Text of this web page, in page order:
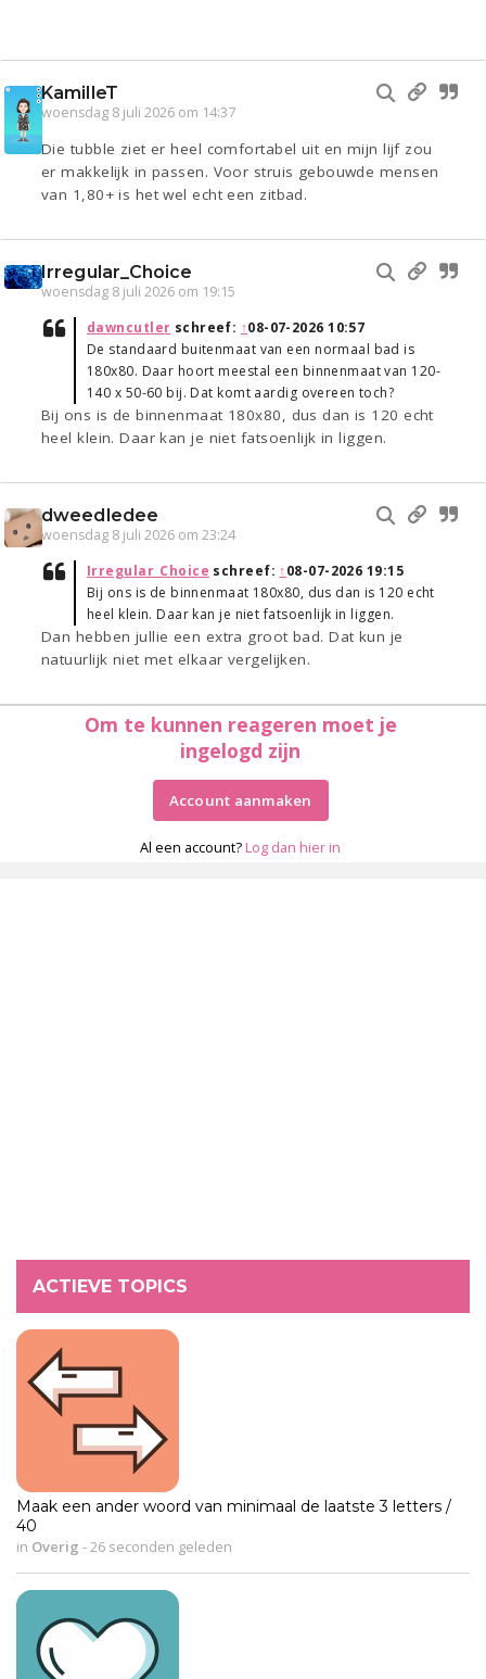
KamilleT
woensdag 8 juli 2026 om 14:37
Die tubble ziet er heel comfortabel uit en mijn lijf zou
er makkelijk in passen. Voor struis gebouwde mensen
van 1,80+ is het wel echt een zitbad.
Irregular_Choice
woensdag 8 juli 2026 om 19:15
dawncutler schreef: ↑08-07-2026 10:57
De standaard buitenmaat van een normaal bad is
180x80. Daar hoort meestal een binnenmaat van 120-
140 x 50-60 bij. Dat komt aardig overeen toch?
Bij ons is de binnenmaat 180x80, dus dan is 120 echt
heel klein. Daar kan je niet fatsoenlijk in liggen.
dweedledee
woensdag 8 juli 2026 om 23:24
Irregular_Choice schreef: ↑08-07-2026 19:15
Bij ons is de binnenmaat 180x80, dus dan is 120 echt
heel klein. Daar kan je niet fatsoenlijk in liggen.
Dan hebben jullie een extra groot bad. Dat kun je
natuurlijk niet met elkaar vergelijken.
Om te kunnen reageren moet je
ingelogd zijn
Account aanmaken
Al een account? Log dan hier in
ACTIEVE TOPICS
Maak een ander woord van minimaal de laatste 3 letters /
40
in Overig -26 seconden geleden